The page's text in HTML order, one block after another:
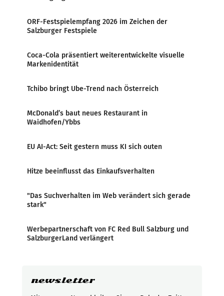
ORF-Festspielempfang 2026 im Zeichen der
Salzburger Festspiele
Coca-Cola präsentiert weiterentwickelte visuelle
Markenidentität
Tchibo bringt Ube-Trend nach Österreich
McDonald’s baut neues Restaurant in
Waidhofen/Ybbs
EU AI-Act: Seit gestern muss KI sich outen
Hitze beeinflusst das Einkaufsverhalten
"Das Suchverhalten im Web verändert sich gerade
stark"
Werbepartnerschaft von FC Red Bull Salzburg und
SalzburgerLand verlängert
newsletter